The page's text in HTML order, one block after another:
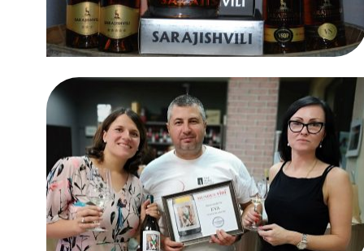
“Ева” – от “реброто” на
Бургозоне
Винен клуб Шато Бургозоне